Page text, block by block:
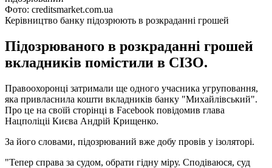
Фото: creditsmarket.com.ua
Керівництво банку підозрюють в розкраданні грошей
Підозрюваного в розкраданні грошей
вкладників помістили в СІЗО.
Правоохоронці затримали ще одного учасника угруповання,
яка привласнила кошти вкладників банку "Михайлівський".
Про це на своїй сторінці в Facebook повідомив глава
Нацполіціі Києва Андрій Крищенко.
За його словами, підозрюваний вже добу провів у ізоляторі.
"Тепер справа за судом, обрати гідну міру. Сподіваюся, суд